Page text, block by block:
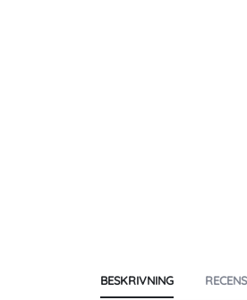
BESKRIVNING